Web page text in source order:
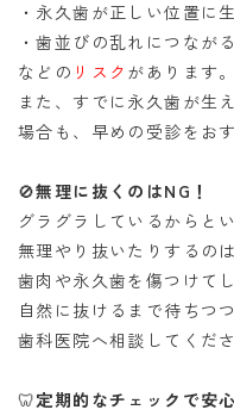
・永久歯が正しい位置に
・歯並びの乱れにつながる
などの リスク があります。
また、すでに永久歯が生
場合も、早めの受診をお
🚫無理に抜くのはNG！
グラグラしているからと
無理やり抜いたりするの
歯肉や永久歯を傷つけて
自然に抜けるまで待ちつ
歯科医院へ相談してくださ
🦷定期的なチェックで安心